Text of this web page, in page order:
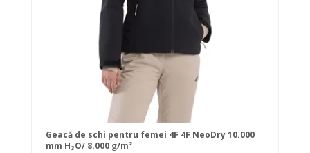
Geacă de schi pentru femei 4F 4F NeoDry 10.000
mm H₂O/ 8.000 g/m²